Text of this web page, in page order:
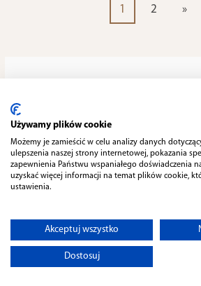
1 2 »
Używamy plików cookie
Możemy je zamieścić w celu analizy danych
ulepszenia naszej strony internetowej, pokazania
zapewnienia Państwu wspaniałego doświadczenia
uzyskać więcej informacji na temat plików cookie,
ustawienia.
Akceptuj wszystko
Dostosuj